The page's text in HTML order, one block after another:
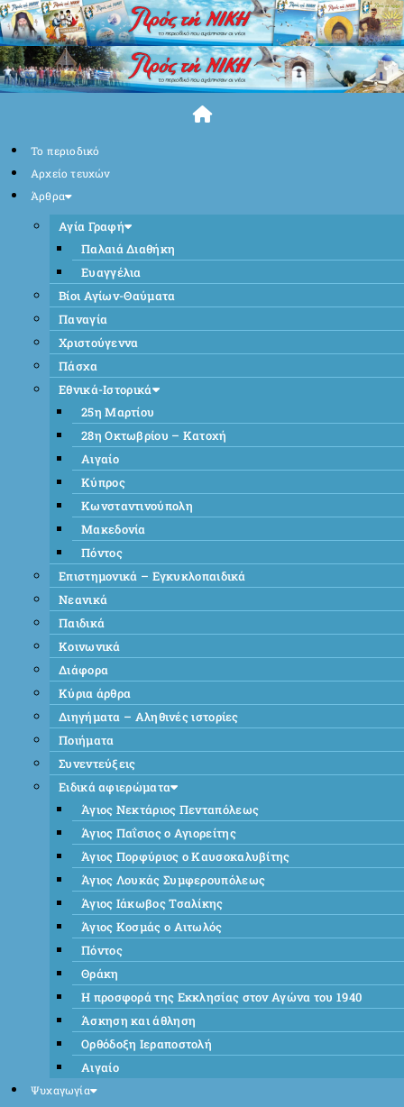
Skip
to
content
Το περιοδικό
Αρχείο τευχών
Άρθρα
Αγία Γραφή
Παλαιά Διαθήκη
Ευαγγέλια
Βίοι Αγίων-Θαύματα
Παναγία
Χριστούγεννα
Πάσχα
Εθνικά-Ιστορικά
25η Μαρτίου
28η Οκτωβρίου – Κατοχή
Αιγαίο
Κύπρος
Κωνσταντινούπολη
Μακεδονία
Πόντος
Επιστημονικά – Εγκυκλοπαιδικά
Νεανικά
Παιδικά
Κοινωνικά
Διάφορα
Κύρια άρθρα
Διηγήματα – Αληθινές ιστορίες
Ποιήματα
Συνεντεύξεις
Ειδικά αφιερώματα
Άγιος Νεκτάριος Πενταπόλεως
Άγιος Παΐσιος ο Αγιορείτης
Άγιος Πορφύριος ο Καυσοκαλυβίτης
Άγιος Λουκάς Συμφερουπόλεως
Άγιος Ιάκωβος Τσαλίκης
Άγιος Κοσμάς ο Αιτωλός
Πόντος
Θράκη
Η προσφορά της Εκκλησίας στον Αγώνα του 1940
Άσκηση και άθληση
Ορθόδοξη Ιεραποστολή
Αιγαίο
Ψυχαγωγία